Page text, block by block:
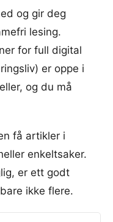
og gir deg
lesing.
for full digital
er oppe i
og du må
få artikler i
enkeltsaker.
er ett godt
ikke flere.